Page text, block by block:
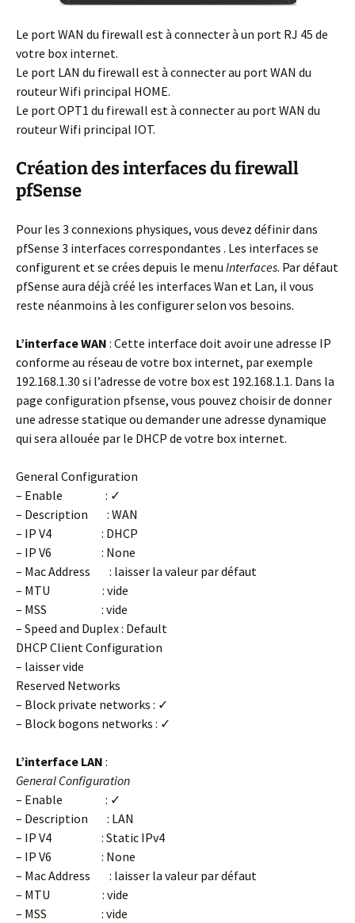
Le port WAN du firewall est à connecter à un port RJ 45 de
votre box internet.
Le port LAN du firewall est à connecter au port WAN du
routeur Wifi principal HOME.
Le port OPT1 du firewall est à connecter au port WAN du
routeur Wifi principal IOT.
Création des interfaces du firewall
pfSense
Pour les 3 connexions physiques, vous devez définir dans
pfSense 3 interfaces correspondantes . Les interfaces se
configurent et se crées depuis le menu Interfaces. Par défaut
pfSense aura déjà créé les interfaces Wan et Lan, il vous
reste néanmoins à les configurer selon vos besoins.
L’interface WAN : Cette interface doit avoir une adresse IP
conforme au réseau de votre box internet, par exemple
192.168.1.30 si l’adresse de votre box est 192.168.1.1. Dans la
page configuration pfsense, vous pouvez choisir de donner
une adresse statique ou demander une adresse dynamique
qui sera allouée par le DHCP de votre box internet.
General Configuration
– Enable : ✓
– Description : WAN
– IP V4 : DHCP
– IP V6 : None
– Mac Address : laisser la valeur par défaut
– MTU : vide
– MSS : vide
– Speed and Duplex : Default
DHCP Client Configuration
– laisser vide
Reserved Networks
– Block private networks : ✓
– Block bogons networks : ✓
L’interface LAN :
General Configuration
– Enable : ✓
– Description : LAN
– IP V4 : Static IPv4
– IP V6 : None
– Mac Address : laisser la valeur par défaut
– MTU : vide
– MSS : vide